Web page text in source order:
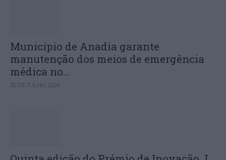
Município de Anadia garante
manutenção dos meios de emergência
médica no...
30 DE JULHO, 2026